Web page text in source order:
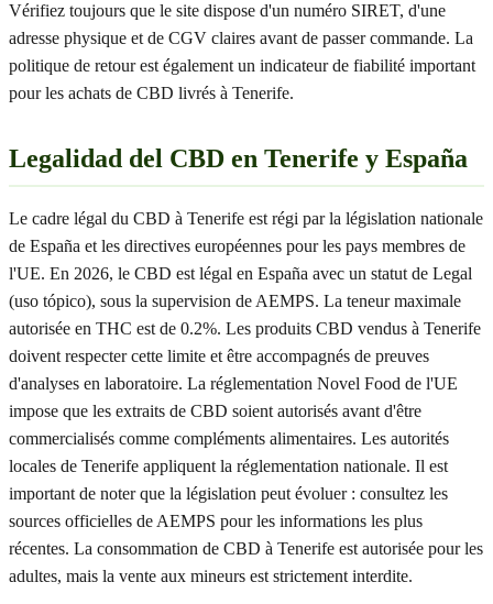
Vérifiez toujours que le site dispose d'un numéro SIRET, d'une
adresse physique et de CGV claires avant de passer commande. La
politique de retour est également un indicateur de fiabilité important
pour les achats de CBD livrés à Tenerife.
Legalidad del CBD en Tenerife y España
Le cadre légal du CBD à Tenerife est régi par la législation nationale
de España et les directives européennes pour les pays membres de
l'UE. En 2026, le CBD est légal en España avec un statut de Legal
(uso tópico), sous la supervision de AEMPS. La teneur maximale
autorisée en THC est de 0.2%. Les produits CBD vendus à Tenerife
doivent respecter cette limite et être accompagnés de preuves
d'analyses en laboratoire. La réglementation Novel Food de l'UE
impose que les extraits de CBD soient autorisés avant d'être
commercialisés comme compléments alimentaires. Les autorités
locales de Tenerife appliquent la réglementation nationale. Il est
important de noter que la législation peut évoluer : consultez les
sources officielles de AEMPS pour les informations les plus
récentes. La consommation de CBD à Tenerife est autorisée pour les
adultes, mais la vente aux mineurs est strictement interdite.